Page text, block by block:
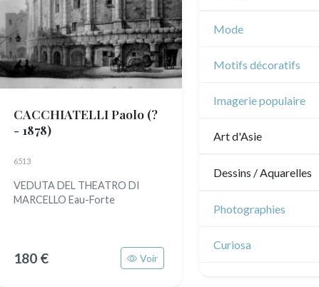
CACCHIATELLI Paolo (?
- 1878)
6513
VEDUTA DEL THEATRO DI
MARCELLO Eau-Forte
180 € Voir
Théâtre
Mode
Motifs décoratifs
Imagerie populaire
Art d'Asie
Dessins japonais
Dessins / Aquarelles
Émile Sulpis (dessins)
Photographies
Curiosa